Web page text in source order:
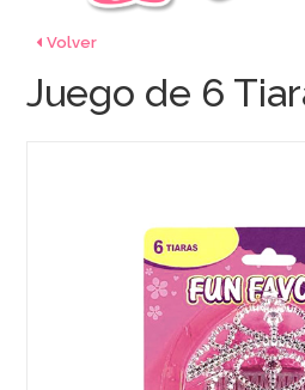
Volver
Juego de 6